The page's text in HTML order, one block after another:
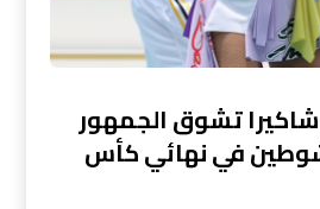
تشوق الجمهور
في نهائي كأس